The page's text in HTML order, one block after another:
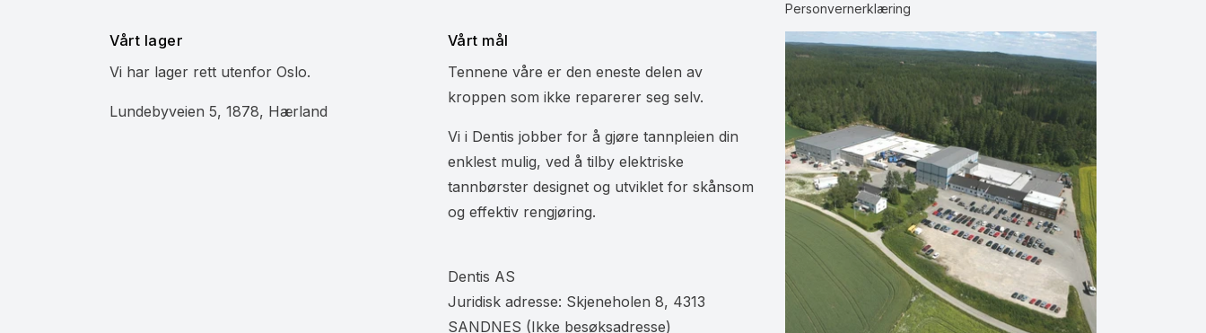
Personvernerklæring
Vårt lager
Vi har lager rett utenfor Oslo.
Lundebyveien 5, 1878, Hærland
Vårt mål
Tennene våre er den eneste delen av
kroppen som ikke reparerer seg selv.
Vi i Dentis jobber for å gjøre tannpleien din
enklest mulig, ved å tilby elektriske
tannbørster designet og utviklet for skånsom
og effektiv rengjøring.
Dentis AS
Juridisk adresse: Skjeneholen 8, 4313
SANDNES (Ikke besøksadresse)